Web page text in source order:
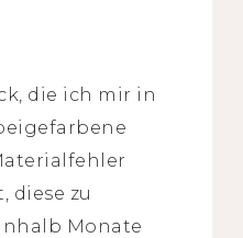
die ich mir in
diese zu
Monate